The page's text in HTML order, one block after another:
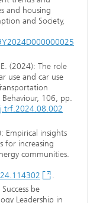
and housing
and Society,
(2024): The role
use and car use
Behaviour, 106, pp.
Empirical insights
for increasing
communities.
.
be
Leadership in